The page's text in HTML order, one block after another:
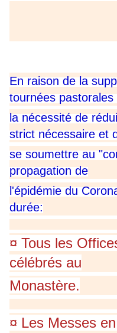
En raison de la
tournées
la nécessité de
strict nécessaire et
se soumettre au
propagation de
l'épidémie du
durée:
¤ Tous les
célébrés au
Monastère.
¤ Les Messes